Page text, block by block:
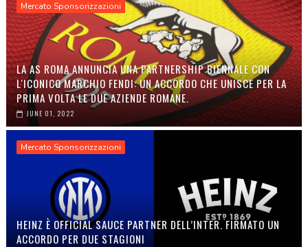
Mercato Sponsorizzazioni
LA AS ROMA ANNUNCIA UNA PARTNERSHIP BIENNALE CON
L'ICONICO MARCHIO FENDI: UN ACCORDO CHE UNISCE PER LA
PRIMA VOLTA LE DUE AZIENDE ROMANE.
JUNE 01, 2022
Mercato Sponsorizzazioni
HEINZ È OFFICIAL SAUCE PARTNER DELL’INTER. FIRMATO UN
ACCORDO PER DUE STAGIONI